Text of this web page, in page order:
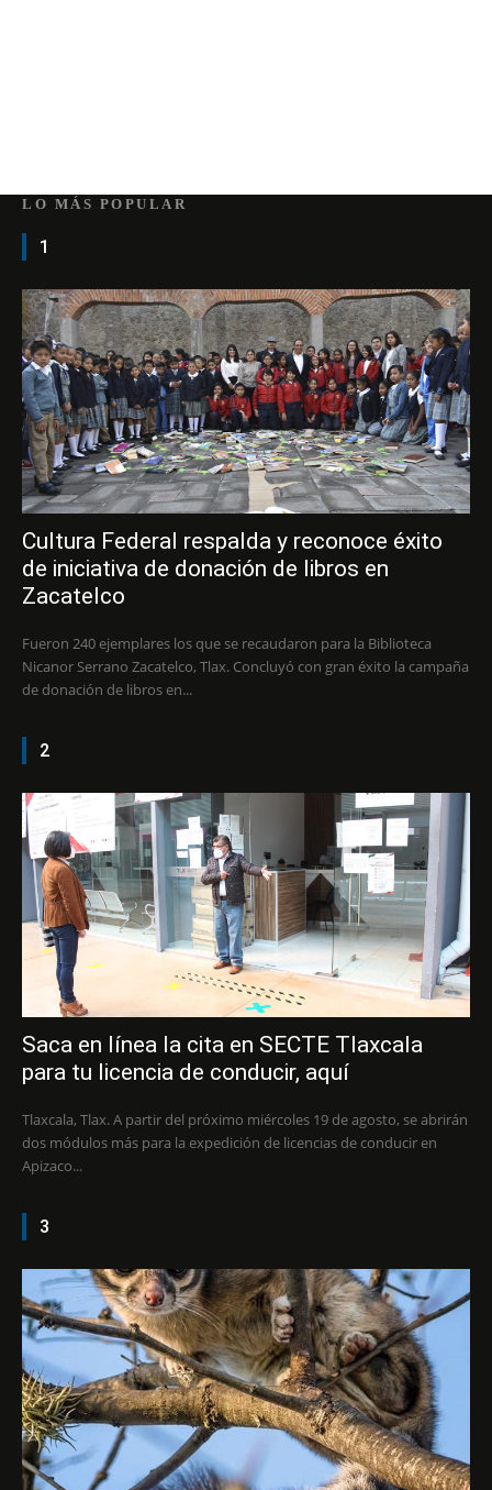
LO MÁS POPULAR
1
Cultura Federal respalda y reconoce éxito
de iniciativa de donación de libros en
Zacatelco
Fueron 240 ejemplares los que se recaudaron para la Biblioteca
Nicanor Serrano Zacatelco, Tlax. Concluyó con gran éxito la campaña
de donación de libros en...
2
Saca en línea la cita en SECTE Tlaxcala
para tu licencia de conducir, aquí
Tlaxcala, Tlax. A partir del próximo miércoles 19 de agosto, se abrirán
dos módulos más para la expedición de licencias de conducir en
Apizaco...
3